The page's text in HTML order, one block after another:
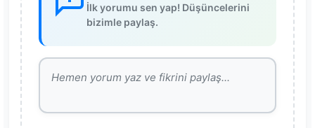
İlk yorumu sen yap! Düşüncelerini
bizimle paylaş.